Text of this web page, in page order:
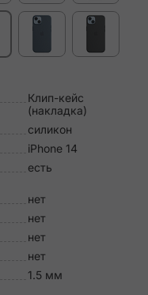
Клип-кейс
(накладка)
силикон
iPhone 14
есть
нет
нет
нет
нет
1.5 мм